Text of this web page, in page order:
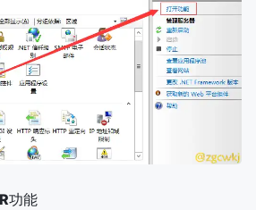
功能